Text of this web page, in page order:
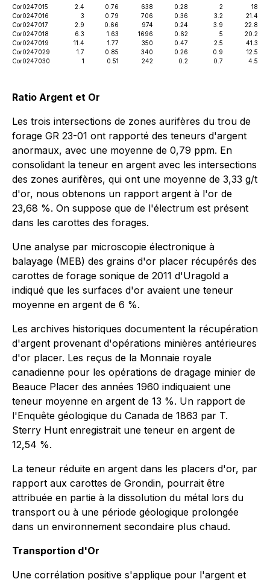
Cor0247015
2.4 0.76 638 0.28 2
18
Cor0247016
3 0.79 706 0.36 3.2
21.4
Cor0247017
2.9 0.66 974 0.24 3.9
22.8
Cor0247018
6.3 1.63 1696 0.62 5
20.2
Cor0247019
11.4 1.77 350 0.47 2.5
41.3
Cor0247029
1.7 0.85 340 0.26 0.9
12.5
Cor0247030
1 0.51 242 0.2 0.7 4.5
Ratio Argent et Or
Les trois intersections de zones aurifères du trou de
forage GR 23-01 ont rapporté des teneurs d'argent
anormaux, avec une moyenne de 0,79 ppm. En
consolidant la teneur en argent avec les intersections
des zones aurifères, qui ont une moyenne de 3,33 g/t
d'or, nous obtenons un rapport argent à l'or de
23,68 %. On suppose que de l'électrum est présent
dans les carottes des forages.
Une analyse par microscopie électronique à
balayage (MEB) des grains d'or placer récupérés des
carottes de forage sonique de 2011 d'Uragold a
indiqué que les surfaces d'or avaient une teneur
moyenne en argent de 6 %.
Les archives historiques documentent la récupération
d'argent provenant d'opérations minières antérieures
d'or placer. Les reçus de la Monnaie royale
canadienne pour les opérations de dragage minier de
Beauce Placer des années 1960 indiquaient une
teneur moyenne en argent de 13 %. Un rapport de
l'Enquête géologique du Canada de 1863 par T.
Sterry Hunt enregistrait une teneur en argent de
12,54 %.
La teneur réduite en argent dans les placers d'or, par
rapport aux carottes de Grondin, pourrait être
attribuée en partie à la dissolution du métal lors du
transport ou à une période géologique prolongée
dans un environnement secondaire plus chaud.
Transportion d'Or
Une corrélation positive s'applique pour l'argent et